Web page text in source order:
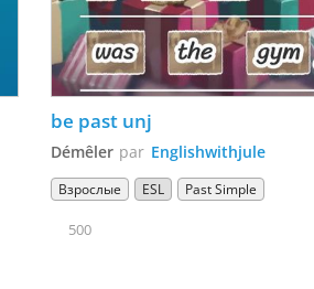
be past unj
Démêler par Englishwithjule
Взрослые ESL Past Simple
500